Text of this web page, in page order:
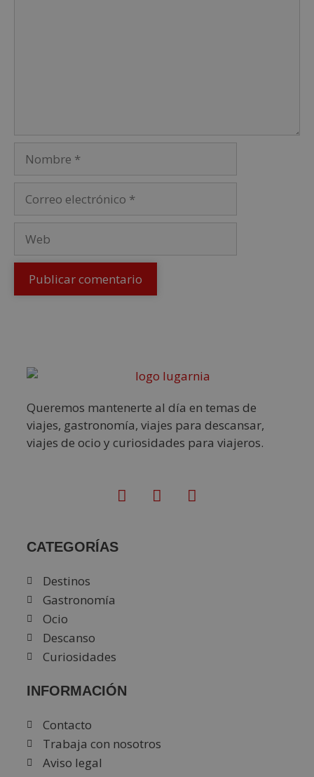
Queremos mantenerte al día en temas de
viajes, gastronomía, viajes para descansar,
viajes de ocio y curiosidades para viajeros.
CATEGORÍAS
Destinos
Gastronomía
Ocio
Descanso
Curiosidades
INFORMACIÓN
Contacto
Trabaja con nosotros
Aviso legal